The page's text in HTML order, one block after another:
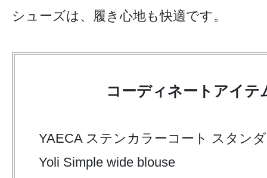
シューズは、履き心地も快適です。
コーディネートアイテ
YAECA ステンカラーコート スタン
Yoli Simple wide blouse